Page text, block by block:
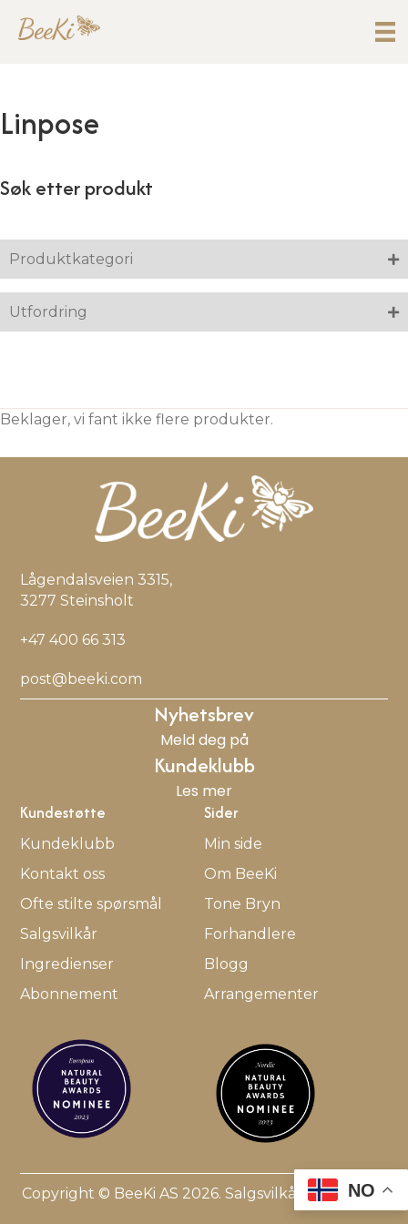
Linpose
Søk etter produkt
Produktkategori
Utfordring
Beklager, vi fant ikke flere produkter.
Lågendalsveien 3315,
3277 Steinsholt
+47 400 66 313
post@beeki.com
Nyhetsbrev
Meld deg på
Kundeklubb
Les mer
Kundestøtte
Kundeklubb
Kontakt oss
Ofte stilte spørsmål
Salgsvilkår
Ingredienser
Abonnement
Sider
Min side
Om BeeKi
Tone Bryn
Forhandlere
Blogg
Arrangementer
Copyright © BeeKi AS 2026. Salgsvilkår NO